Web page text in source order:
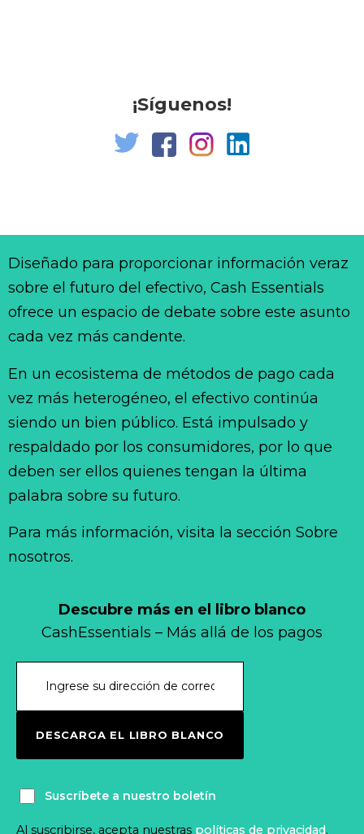
¡Síguenos!
Descubre más en el libro blanco
CashEssentials – Más allá de los pagos
DESCARGA EL LIBRO BLANCO
Suscríbete a nuestro boletín
Al suscribirse, acepta nuestras políticas de privacidad.
Diseñado para proporcionar información veraz
sobre el futuro del efectivo, Cash Essentials
ofrece un espacio de debate sobre este asunto
cada vez más candente.
En un ecosistema de métodos de pago cada
vez más heterogéneo, el efectivo continúa
siendo un bien público. Está impulsado y
respaldado por los consumidores, por lo que
deben ser ellos quienes tengan la última
palabra sobre su futuro.
Para más información, visita la sección Sobre
nosotros.